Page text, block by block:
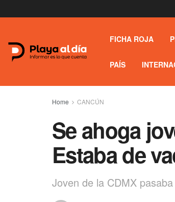
FICHA ROJA
PAÍS
Home CANCÚN
Se ahoga
Estaba de
Joven de la CDMX